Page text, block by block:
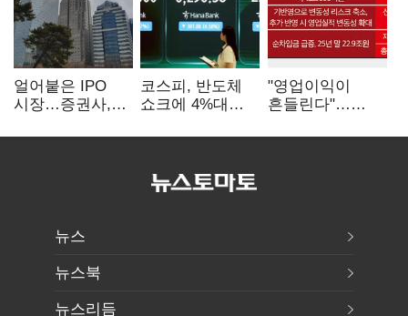
얼어붙은 IPO
시장…증권사,
전쟁' 기대
코스피, 반도체
쇼크에 4%대
5거래일째 상승
"영업이익이
흔들린다"…
18에 취약
뉴스
뉴스북
뉴스리듬